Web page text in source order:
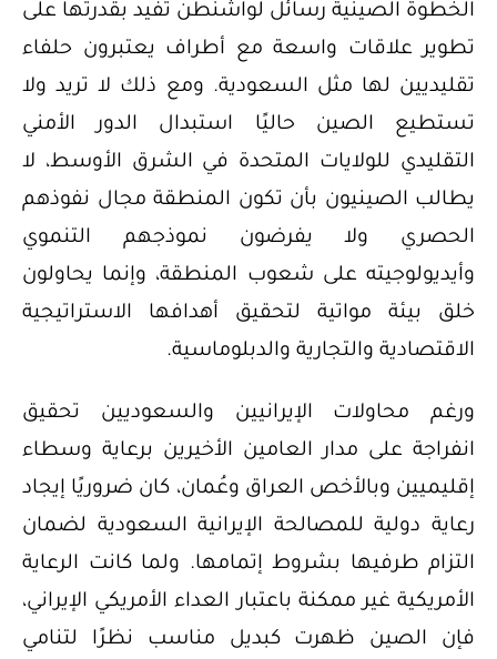
الخطوة الصينية رسائل لواشنطن تُفيد بقدرتها على
تطوير علاقات واسعة مع أطراف يعتبرون حلفاء
تقليديين لها مثل السعودية. ومع ذلك لا تريد ولا
تستطيع الصين حاليًا استبدال الدور الأمني
التقليدي للولايات المتحدة في الشرق الأوسط، لا
يطالب الصينيون بأن تكون المنطقة مجال نفوذهم
الحصري ولا يفرضون نموذجهم التنموي
وأيديولوجيته على شعوب المنطقة، وإنما يحاولون
خلق بيئة مواتية لتحقيق أهدافها الاستراتيجية
الاقتصادية والتجارية والدبلوماسية.
ورغم محاولات الإيرانيين والسعوديين تحقيق
انفراجة على مدار العامين الأخيرين برعاية وسطاء
إقليميين وبالأخص العراق وعُمان، كان ضروريًا إيجاد
رعاية دولية للمصالحة الإيرانية السعودية لضمان
التزام طرفيها بشروط إتمامها. ولما كانت الرعاية
الأمريكية غير ممكنة باعتبار العداء الأمريكي الإيراني،
فإن الصين ظهرت كبديل مناسب نظرًا لتنامي